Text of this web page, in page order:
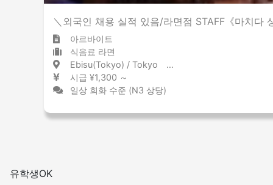
＼외국인 채용 실적 있음/라면점 STAFF《마치다
아르바이트
식음료 라면
Ebisu(Tokyo) / Tokyo 恵比寿 / 東京都
시급 ¥1,300 ～
일상 회화 수준 (N3 상당)
유학생OK